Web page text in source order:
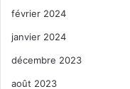
février 2024
janvier 2024
décembre 2023
août 2023